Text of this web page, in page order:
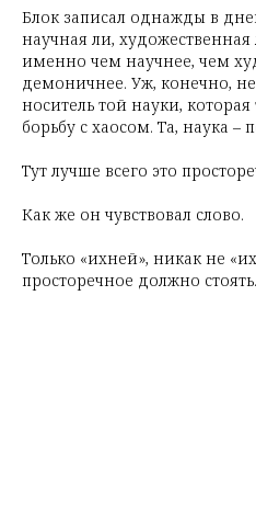
Блок записал однажды в
научная ли,
именно чем научнее, чем
демоничнее. Уж, конечно,
носитель той науки,
борьбу с хаосом. Та, наука –
Тут лучше всего это
Как же он чувствовал слово.
Только «ихней», никак не
просторечное должно